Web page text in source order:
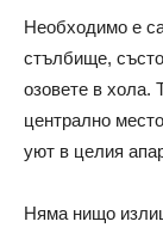
Необходимо е
стълбище,
озовете в хола.
централно
уют в целия
Няма нищо